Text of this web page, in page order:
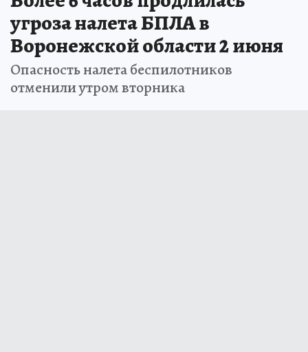
угроза налета БПЛА в
Воронежской области 2 июня
Опасность налета беспилотников
отменили утром вторника